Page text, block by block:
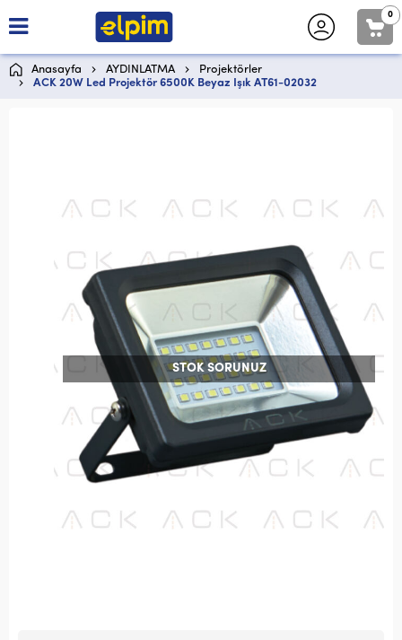
0
Anasayfa AYDINLATMA
Projektörler
ACK 20W Led Projektör 6500K Beyaz Işık AT61-02032
STOK SORUNUZ